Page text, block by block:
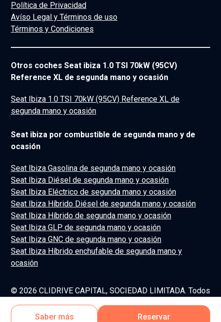
Saber más Reservar
Política de Privacidad
Avíso Legal y Términos de uso
Términos y Condiciones
Otros coches Seat ibiza 1.0 TSI 70kW (95CV)
Reference XL de segunda mano y ocasión
Seat Ibiza 1.0 TSI 70kW (95CV) Reference XL de
segunda mano y ocasión
Seat ibiza por combustible de segunda mano y de
ocasión
Seat Ibiza Gasolina de segunda mano y ocasión
Seat Ibiza Diésel de segunda mano y ocasión
Seat Ibiza Eléctrico de segunda mano y ocasión
Seat Ibiza Híbrido Diésel de segunda mano y ocasión
Seat Ibiza Híbrido de segunda mano y ocasión
Seat Ibiza GLP de segunda mano y ocasión
Seat Ibiza GNC de segunda mano y ocasión
Seat Ibiza Híbrido enchufable de segunda mano y
ocasión
© 2026 CLIDRIVE CAPITAL, SOCIEDAD LIMITADA. Todos
los derechos reservados.